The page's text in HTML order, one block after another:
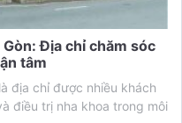
Gòn: Địa chỉ chăm sóc
tâm
địa chỉ được nhiều khách
điều trị nha khoa trong môi